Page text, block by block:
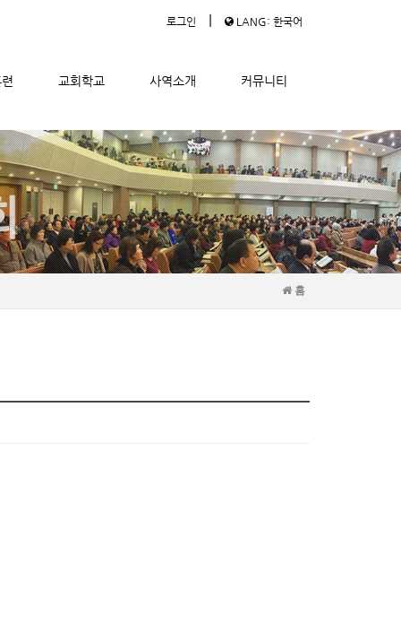
로그인 | LANG: 한국어
교회학교 사역소개 커뮤니티
홈